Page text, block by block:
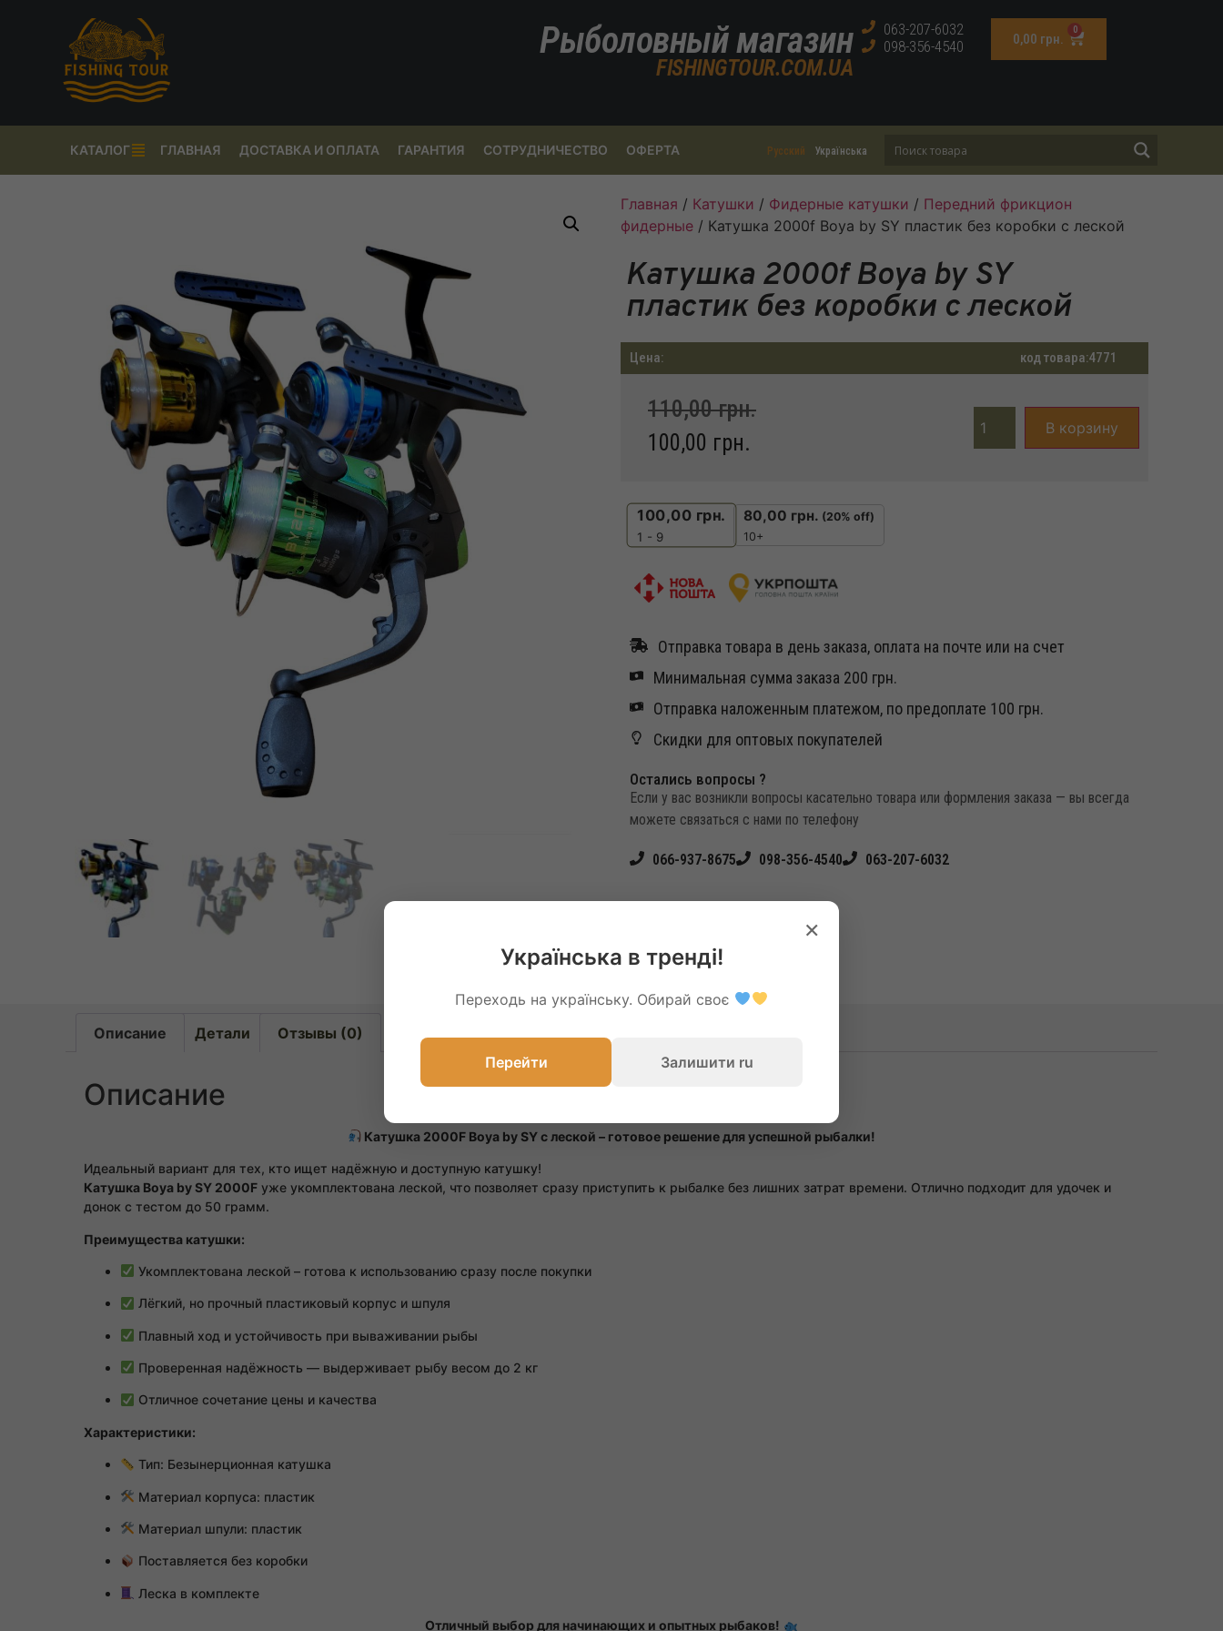
Рыболовный магазин
FISHINGTOUR.COM.UA
063-207-6032
098-356-4540
0,00 грн.
0
Русский Українська
КАТАЛОГ ГЛАВНАЯ ДОСТАВКА И ОПЛАТА ГАРАНТИЯ СОТРУДНИЧЕСТВО ОФЕРТА
Главная / Катушки / Фидерные катушки / Передний фрикцион
фидерные / Катушка 2000f Boya by SY пластик без коробки с леской
Катушка 2000f Boya by SY
пластик без коробки с леской
Цена: код товара:4771
110,00грн.
100,00 грн.
В корзину
100,00 грн.
1 - 9
80,00 грн. (20% off)
10+
Отправка товара в день заказа, оплата на почте или на счет
Минимальная сумма заказа 200 грн.
Отправка наложенным платежом, по предоплате 100 грн.
Скидки для оптовых покупателей
Остались вопросы ?
Если у вас возникли вопросы касательно товара или формления заказа — вы всегда
можете связаться с нами по телефону
066-937-8675 098-356-4540 063-207-6032
Описание Детали Отзывы (0)
Описание
Катушка 2000F Boya by SY с леской – готовое решение для успешной рыбалки!
Идеальный вариант для тех, кто ищет надёжную и доступную катушку!
Катушка Boya by SY 2000F уже укомплектована леской, что позволяет сразу приступить к рыбалке без лишних затрат времени. Отлично подходит для удочек и
донок с тестом до 50 грамм.
Преимущества катушки:
Укомплектована леской – готова к использованию сразу после покупки
Лёгкий, но прочный пластиковый корпус и шпуля
Плавный ход и устойчивость при вываживании рыбы
Проверенная надёжность — выдерживает рыбу весом до 2 кг
Отличное сочетание цены и качества
Характеристики:
Тип: Безынерционная катушка
Материал корпуса: пластик
Материал шпули: пластик
Поставляется без коробки
Леска в комплекте
Отличный выбор для начинающих и опытных рыбаков!
×
Українська в тренді!
Переходь на українську. Обирай своє
Перейти Залишити ru